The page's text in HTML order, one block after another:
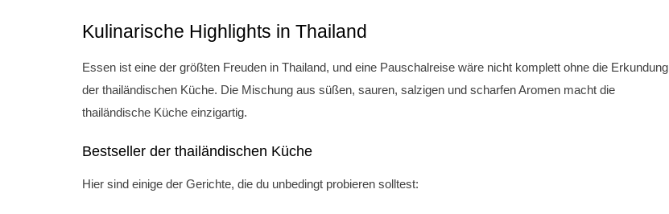
Kulinarische Highlights in Thailand
Essen ist eine der größten Freuden in Thailand, und eine Pauschalreise wäre nicht komplett ohne die Erkundung
der thailändischen Küche. Die Mischung aus süßen, sauren, salzigen und scharfen Aromen macht die
thailändische Küche einzigartig.
Bestseller der thailändischen Küche
Hier sind einige der Gerichte, die du unbedingt probieren solltest: